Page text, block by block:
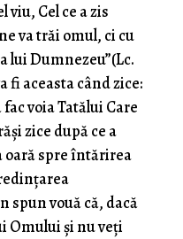
viu, Cel ce a zis
va trăi omul, ci cu
lui Dumnezeu”(Lc.
fi aceasta când zice:
voia Tatălui Care
zice după ce a
oară spre întărirea
spun vouă că, dacă
Omului şi nu veţi